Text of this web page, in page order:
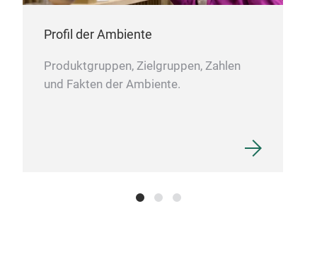
Profil der Ambiente
Produktgruppen, Zielgruppen, Zahlen
und Fakten der Ambiente.